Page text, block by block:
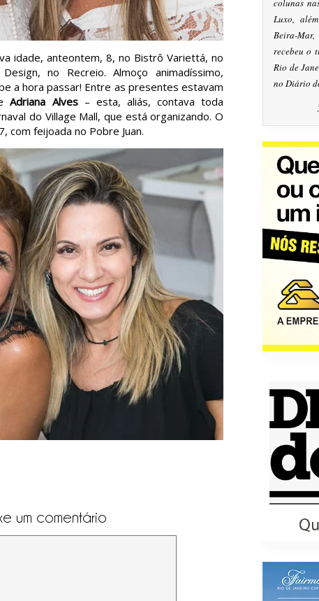
idade, anteontem, 8, no Bistrô Variettá, no
no Recreio. Almoço animadíssimo,
a hora passar! Entre as presentes estavam
Adriana Alves – esta, aliás, contava toda
do Village Mall, que está organizando. O
com feijoada no Pobre Juan.
um comentário
colunas
Luxo,
Beira-
recebeu o
Rio de
no Diário